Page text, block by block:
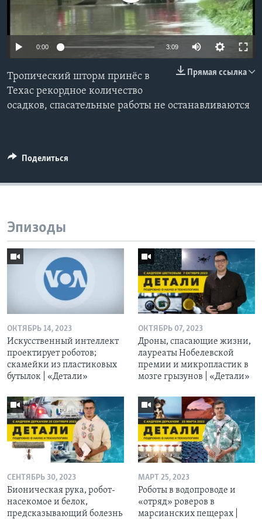
Learning English
СОЦИАЛЬНЫЕ СЕТИ
Языки
0:00 3:09
Прямая ссылка
Тропический шторм принёс в
Техас рекордное количество
осадков, спасательные работы не останавливаются
Поделиться
Эпизоды
ОКТЯБРЬ 14, 2023
Искусственный интеллект
проектирует роботов;
скамейки из пластиковых
бутылок | «Детали»
ОКТЯБРЬ 07, 2023
Дроны, спасающие жизни,
лауреаты Нобелевской
премии и микропластик в
мозге грызунов | «Детали»
СЕНТЯБРЬ 30, 2023
Бионическая рука, робот-
насекомое и белок,
предсказывающий болезнь
МАРТ 25, 2023
Роботы в водопроводе и
«отряд» роверов в
марсианских пещерах |